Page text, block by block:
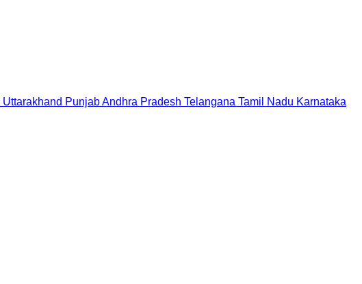
Uttarakhand PunjabAndhra Pradesh Telangana Tamil Nadu Karnataka